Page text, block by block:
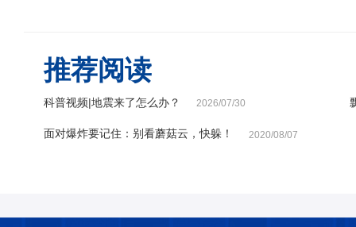
推荐阅读
科普视频|地震来了怎么办？ 2026/07/30
面对爆炸要记住：别看蘑菇云，快躲！ 2020/08/07